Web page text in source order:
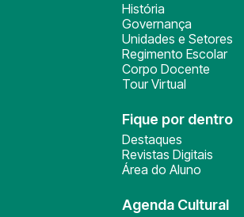
História
Governança
Unidades e Setores
Regimento Escolar
Corpo Docente
Tour Virtual
Fique por dentro
Destaques
Revistas Digitais
Área do Aluno
Agenda Cultural